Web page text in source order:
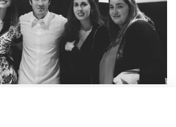
sabía que ella no podía tomar uno